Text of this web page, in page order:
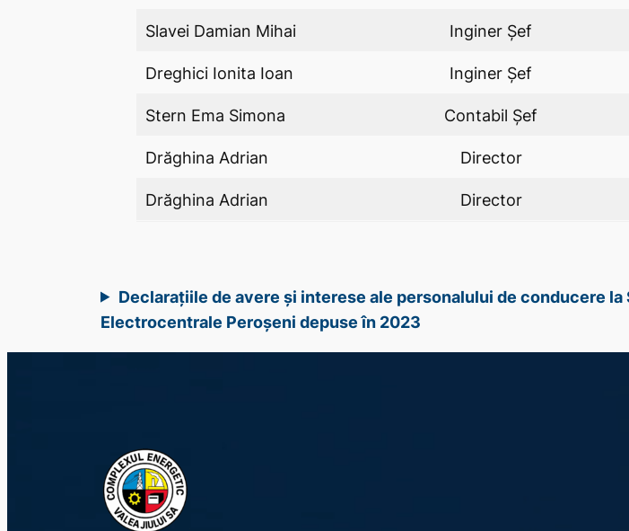
Slavei Damian Mihai Inginer Șef
Dreghici Ionita Ioan Inginer Şef
Stern Ema Simona Contabil Şef
Drăghina Adrian Director
Drăghina Adrian Director
Declarațiile de avere și interese ale personalului de conducere
Electrocentrale Peroșeni depuse în 2023